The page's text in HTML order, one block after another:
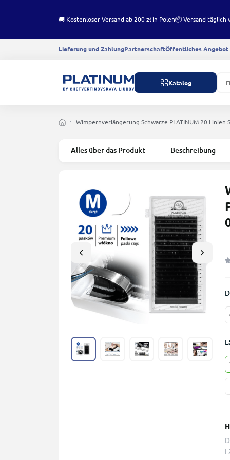
🚚 Kostenloser Versand ab 200 zł in Polen📦 Versand täglich
Lieferung und ZahlungPartnerschaftÖffentliches Angebot
Katalog
Wimpernverlängerung Schwarze PLATINUM 20 Linien
Alles über das Produkt Beschreibung